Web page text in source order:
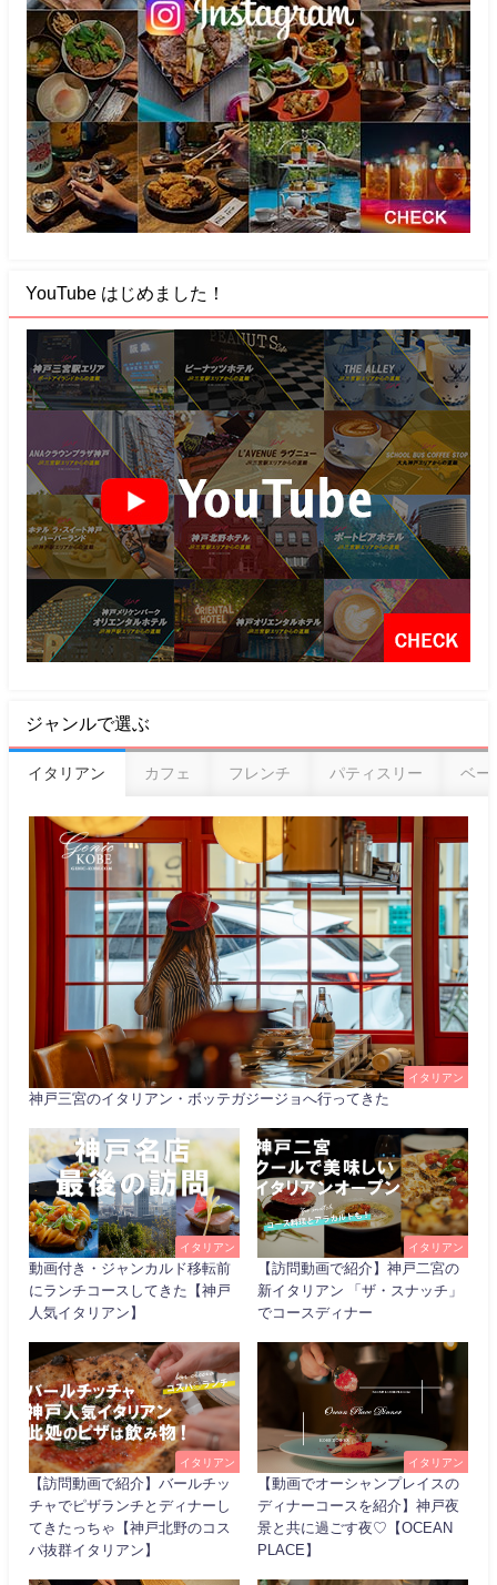
YouTube はじめました！
ジャンルで選ぶ
イタリアン カフェ フレンチ パティスリー ベー
イタリアン
神戸三宮のイタリアン・ボッテガジージョへ行ってきた
イタリアン
動画付き・ジャンカルド移転前
にランチコースしてきた【神戸
人気イタリアン】
イタリアン
【訪問動画で紹介】神戸二宮の
新イタリアン 「ザ・スナッチ」
でコースディナー
イタリアン
【訪問動画で紹介】バールチッ
チャでピザランチとディナーし
てきたっちゃ【神戸北野のコス
パ抜群イタリアン】
イタリアン
【動画でオーシャンプレイスの
ディナーコースを紹介】神戸夜
景と共に過ごす夜♡【OCEAN
PLACE】